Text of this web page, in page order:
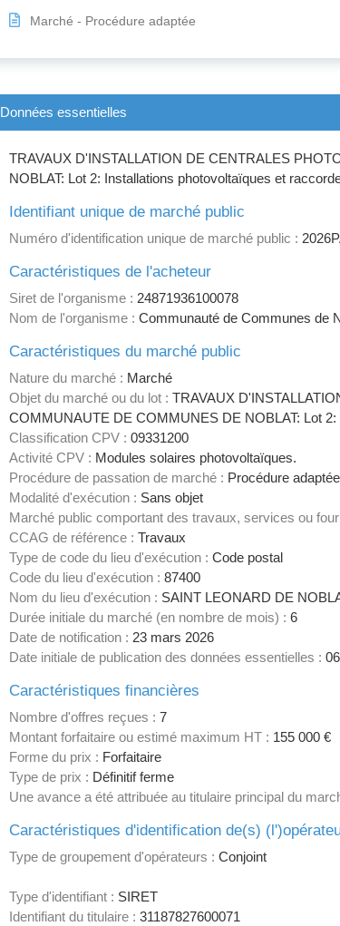
Marché - Procédure adaptée
Données essentielles
TRAVAUX D'INSTALLATION DE CENTRALES
NOBLAT: Lot 2: Installations photovoltaïques et
Identifiant unique de marché public
Numéro d'identification unique de marché public :
Caractéristiques de l'acheteur
Siret de l'organisme : 24871936100078
Nom de l'organisme : Communauté de Communes de
Caractéristiques du marché public
Nature du marché : Marché
Objet du marché ou du lot : TRAVAUX
COMMUNAUTE DE COMMUNES DE NOBLAT: Lot
Classification CPV : 09331200
Activité CPV : Modules solaires photovoltaïques.
Procédure de passation de marché : Procédure adaptée
Modalité d'exécution : Sans objet
Marché public comportant des travaux, services ou
CCAG de référence : Travaux
Type de code du lieu d'exécution : Code postal
Code du lieu d'exécution : 87400
Nom du lieu d'exécution : SAINT LEONARD DE
Durée initiale du marché (en nombre de mois) : 6
Date de notification : 23 mars 2026
Date initiale de publication des données essentielles :
Caractéristiques financières
Nombre d'offres reçues : 7
Montant forfaitaire ou estimé maximum HT : 155 000 €
Forme du prix : Forfaitaire
Type de prix : Définitif ferme
Une avance a été attribuée au titulaire principal du
Caractéristiques d'identification de(s)
Type de groupement d'opérateurs : Conjoint
Type d'identifiant : SIRET
Identifiant du titulaire : 31187827600071